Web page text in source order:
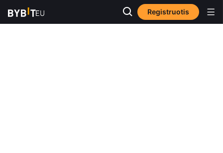
Registruotis